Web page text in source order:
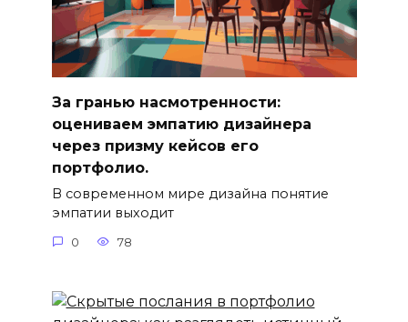
За гранью насмотренности:
оцениваем эмпатию дизайнера
через призму кейсов его
портфолио.
В современном мире дизайна понятие
эмпатии выходит
0 78